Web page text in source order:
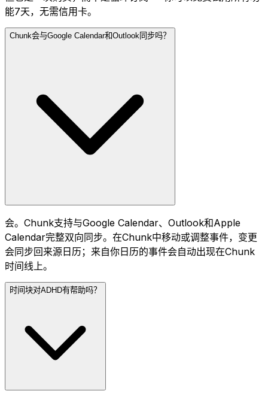
能7天，无需信用卡。
Chunk会与Google Calendar和Outlook同步吗？
会。Chunk支持与Google Calendar、Outlook和Apple
Calendar完整双向同步。在Chunk中移动或调整事件，变更
会同步回来源日历；来自你日历的事件会自动出现在Chunk
时间线上。
时间块对ADHD有帮助吗？